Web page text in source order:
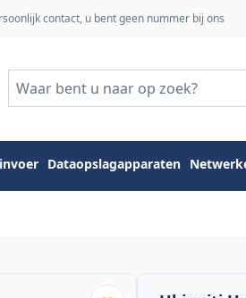
contact, u bent geen nummer bij ons
Dataopslagapparaten